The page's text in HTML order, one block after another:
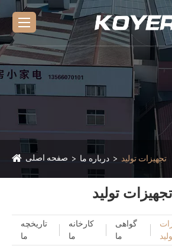
صفحه اصلی درباره ما تجهیزات تولید
تجهیزات تولید
تاریخچه
ما
کارخانه
ما
گواهی
ما